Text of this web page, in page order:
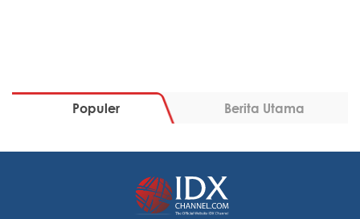
Populer Berita Utama